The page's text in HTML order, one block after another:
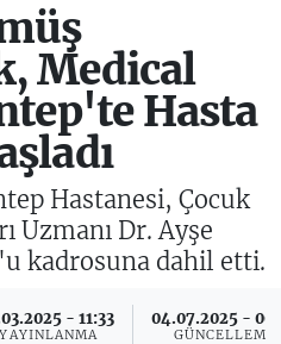
Medical
Hasta
Hastanesi, Çocuk
Uzmanı Dr. Ayşe
kadrosuna dahil etti.
- 11:33
YAYINLANMA
04.07.2025 -
GÜNCELLEME
ve Fikstür